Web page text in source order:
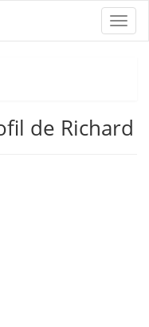
Toggle
de Richard